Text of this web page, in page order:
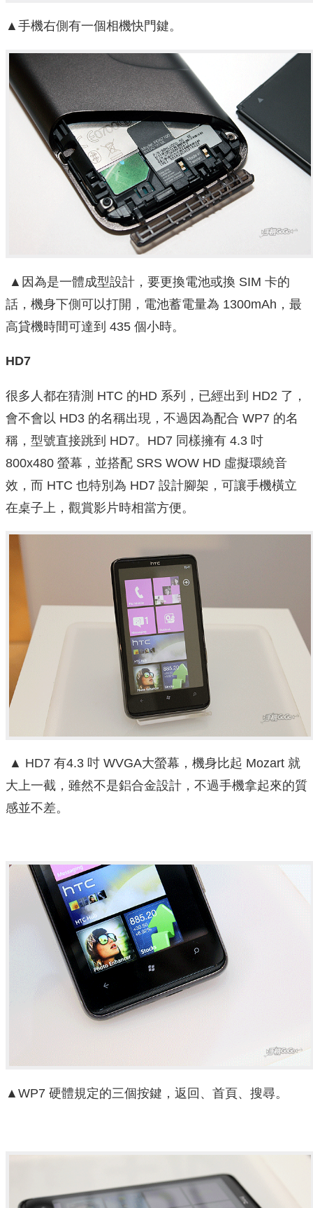
▲手機右側有一個相機快門鍵。
▲因為是一體成型設計，要更換電池或換 SIM 卡的
話，機身下側可以打開，電池蓄電量為 1300mAh，最
高貸機時間可達到 435 個小時。
HD7
很多人都在猜測 HTC 的HD 系列，已經出到 HD2 了，
會不會以 HD3 的名稱出現，不過因為配合 WP7 的名
稱，型號直接跳到 HD7。HD7 同樣擁有 4.3 吋
800x480 螢幕，並搭配 SRS WOW HD 虛擬環繞音
效，而 HTC 也特別為 HD7 設計腳架，可讓手機橫立
在桌子上，觀賞影片時相當方便。
▲ HD7 有4.3 吋 WVGA大螢幕，機身比起 Mozart 就
大上一截，雖然不是鋁合金設計，不過手機拿起來的質
感並不差。
▲WP7 硬體規定的三個按鍵，返回、首頁、搜尋。